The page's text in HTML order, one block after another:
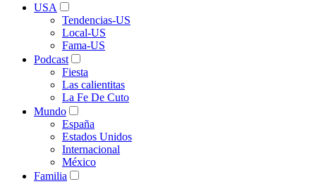
USA
Tendencias-US
Local-US
Fama-US
Podcast
Fiesta
Las calientitas
La Fe De Cuto
Mundo
España
Estados Unidos
Internacional
México
Familia